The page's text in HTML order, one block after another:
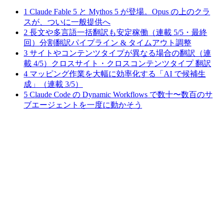
1 Claude Fable 5 と Mythos 5 が登場。Opus の上のクラ
スが、ついに一般提供へ
2 長文や多言語一括翻訳も安定稼働（連載 5/5・最終
回）分割翻訳パイプライン & タイムアウト調整
3 サイトやコンテンツタイプが異なる場合の翻訳（連
載 4/5）クロスサイト・クロスコンテンツタイプ 翻訳
4 マッピング作業を大幅に効率化する「AI で候補生
成」（連載 3/5）
5 Claude Code の Dynamic Workflows で数十〜数百のサ
ブエージェントを一度に動かそう